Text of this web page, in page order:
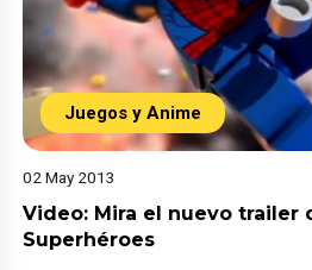
Juegos y Anime
02 May 2013
Video: Mira el nuevo trailer
Superhéroes